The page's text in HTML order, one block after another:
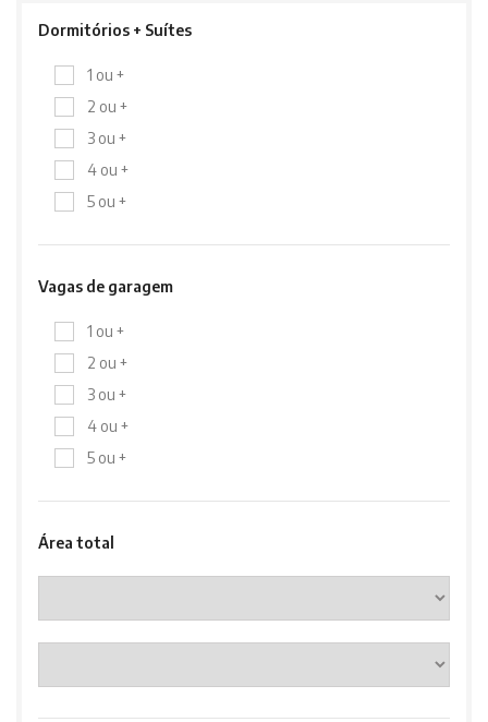
Dormitórios + Suítes
1 ou +
2 ou +
3 ou +
4 ou +
5 ou +
Vagas de garagem
1 ou +
2 ou +
3 ou +
4 ou +
5 ou +
Área total